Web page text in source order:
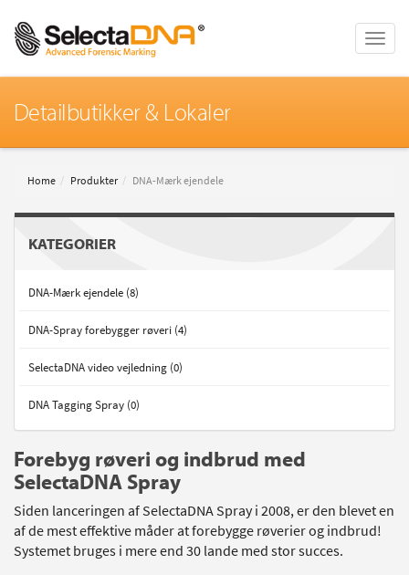
Toggle
Detailbutikker & Lokaler
Home Produkter DNA-Mærk ejendele
KATEGORIER
DNA-Mærk ejendele (8)
DNA-Spray forebygger røveri (4)
SelectaDNA video vejledning (0)
DNA Tagging Spray (0)
Forebyg røveri og indbrud med
SelectaDNA Spray
Siden lanceringen af SelectaDNA Spray i 2008, er den blevet en
af de mest effektive måder at forebygge røverier og indbrud!
Systemet bruges i mere end 30 lande med stor succes.